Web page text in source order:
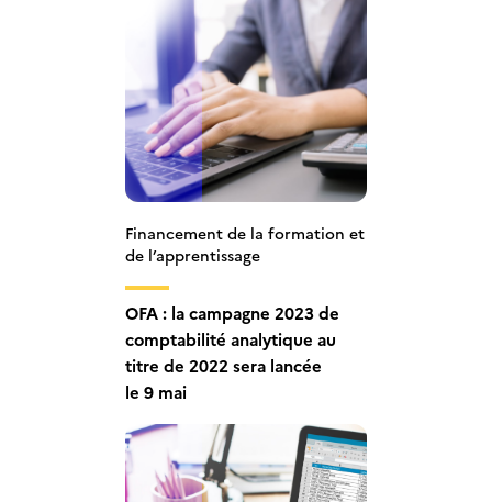
Financement de la formation et
de l’apprentissage
OFA : la campagne 2023 de
comptabilité analytique au
titre de 2022 sera lancée
le 9 mai